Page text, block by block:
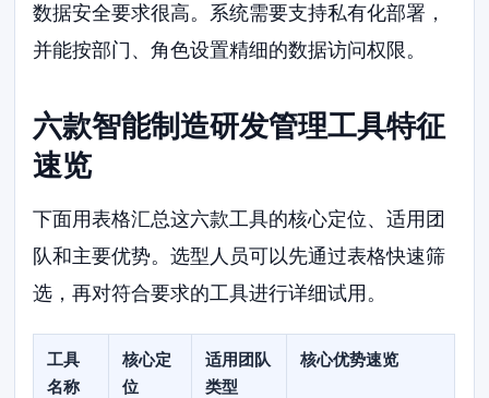
数据安全要求很高。系统需要支持私有化部署，
并能按部门、角色设置精细的数据访问权限。
六款智能制造研发管理工具特征
速览
下面用表格汇总这六款工具的核心定位、适用团
队和主要优势。选型人员可以先通过表格快速筛
选，再对符合要求的工具进行详细试用。
工具
名称
核心定
位
适用团队
类型
核心优势速览